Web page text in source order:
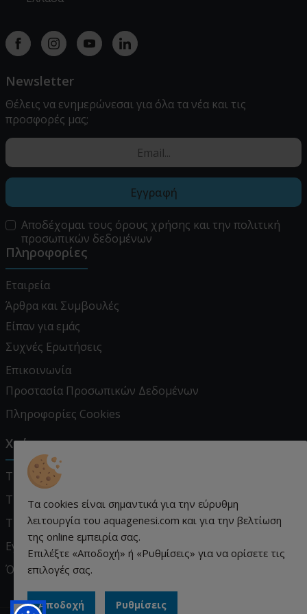
Facebookinstagramyoutube linkedin
Newsletter
Θέλεις να ενημερώνεσαι για όλα τα νέα και τις
προσφορές μας;
Εγγραφή
Αποδέχομαι τους όρους χρήσης και την πολιτική
προσωπικών δεδομένων
Πληροφορίες
Εταιρεία
Άρθρα και Συμβουλές
Είπαν για εμάς
Συχνές Ερωτήσεις
Επικοινωνία
Προστασία Προσωπικών Δεδομένων
Πληροφορίες Cookies
Χρήσιμα
Τρόποι Παραγγελίας
Τρόποι Πληρωμής
Τρόποι Αποστολής
Εγγύηση - Επιστροφές
Όροι χρήσης
Τα cookies είναι σημαντικά για την εύρυθμη
λειτουργία του aquagenesi.com και για την βελτίωση
της online εμπειρία σας.
Επιλέξτε «Αποδοχή» ή «Ρυθμίσεις» για να ορίσετε τις
επιλογές σας.
Αποδοχή Ρυθμίσεις